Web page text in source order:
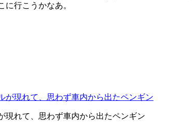
に行こうかなあ。
現れて、思わず車内から出たペンギン